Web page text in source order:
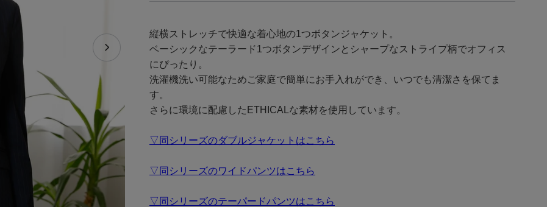
縦横ストレッチで快適な着心地の1つボタンジャケット。
ベーシックなテーラード1つボタンデザインとシャープなストライプ柄でオフィス
にぴったり。
洗濯機洗い可能なためご家庭で簡単にお手入れができ、いつでも清潔さを保てま
す。
さらに環境に配慮したETHICALな素材を使用しています。
▽同シリーズのダブルジャケットはこちら
▽同シリーズのワイドパンツはこちら
▽同シリーズのテーパードパンツはこちら